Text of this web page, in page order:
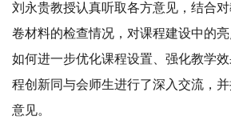
刘永贵教授认真听取各方意见，结合
卷材料的检查情况，对课程建设中的
如何进一步优化课程设置、强化教学
程创新同与会师生进行了深入交流，
意见。